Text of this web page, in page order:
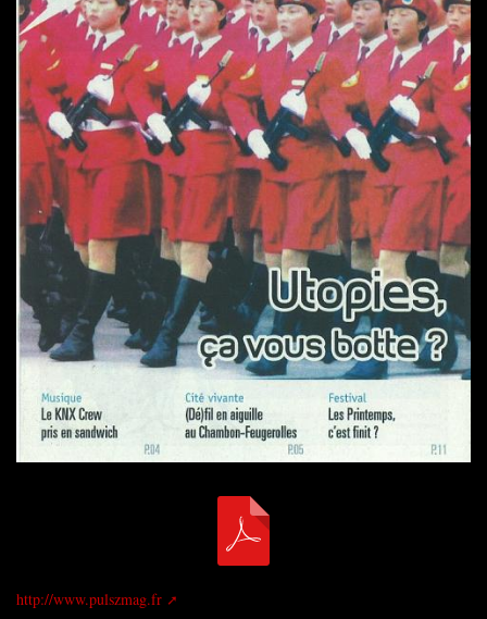
http://www.pulszmag.fr